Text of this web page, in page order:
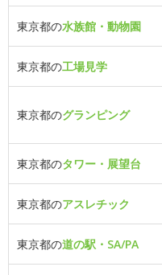
東京都の水族館・動物園
東京都の工場見学
東京都のグランピング
東京都のタワー・展望台
東京都のアスレチック
東京都の道の駅・SA/PA